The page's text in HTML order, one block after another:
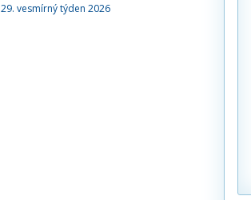
29. vesmírný týden 2026